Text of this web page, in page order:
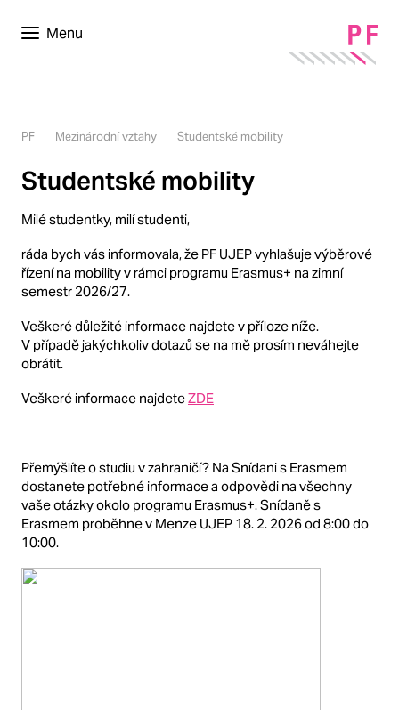
Menu
PF Mezinárodní vztahy Studentské mobility
Studentské mobility
Milé studentky, milí studenti,
ráda bych vás informovala, že PF UJEP vyhlašuje výběrové
řízení na mobility v rámci programu Erasmus+ na zimní
semestr 2026/27.
Veškeré důležité informace najdete v příloze níže.
V případě jakýchkoliv dotazů se na mě prosím neváhejte
obrátit.
Veškeré informace najdeteZDE
Přemýšlíte o studiu v zahraničí? Na Snídani s Erasmem
dostanete potřebné informace a odpovědi na všechny
vaše otázky okolo programu Erasmus+. Snídaně s
Erasmem proběhne v Menze UJEP 18. 2. 2026 od 8:00 do
10:00.